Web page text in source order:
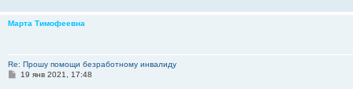
Марта Тимофеевна
Re: Прошу помощи безработному инвалиду
С19 янв 2021, 17:48